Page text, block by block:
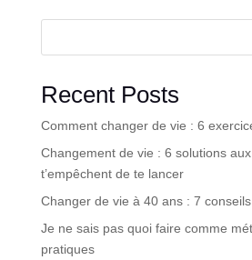
Recent Posts
Comment changer de vie : 6
Changement de vie : 6 solutions
t’empêchent de te lancer
Changer de vie à 40 ans : 7
Je ne sais pas quoi faire comme
pratiques